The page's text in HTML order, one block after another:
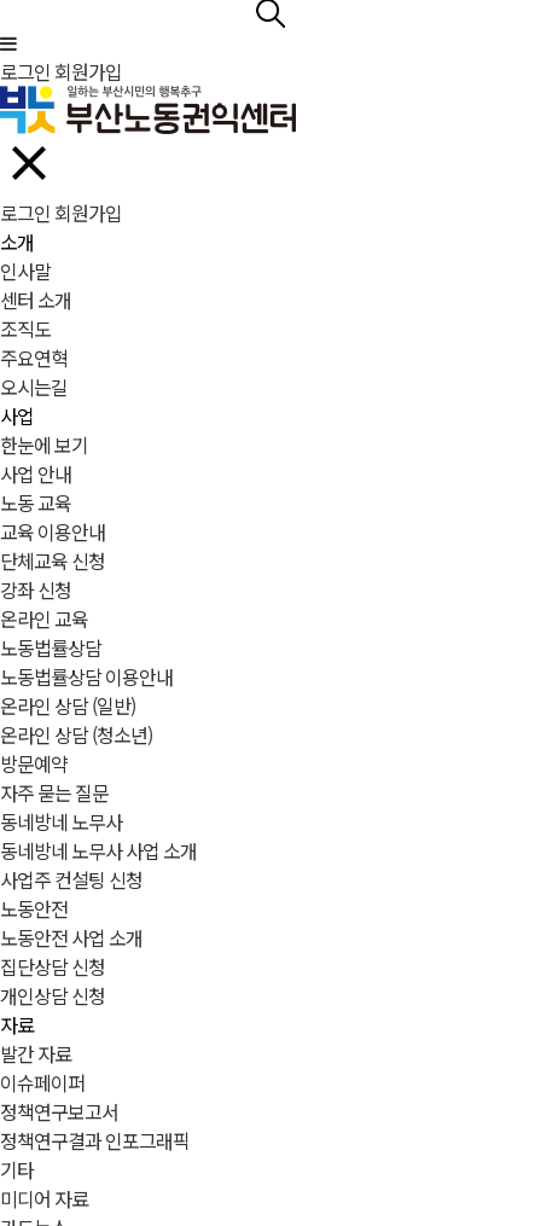
로그인 회원가입
로그인 회원가입
소개
인사말
센터 소개
조직도
주요연혁
오시는길
사업
한눈에 보기
사업 안내
노동 교육
교육 이용안내
단체교육 신청
강좌 신청
온라인 교육
노동법률상담
노동법률상담 이용안내
온라인 상담 (일반)
온라인 상담 (청소년)
방문예약
자주 묻는 질문
동네방네 노무사
동네방네 노무사 사업 소개
사업주 컨설팅 신청
노동안전
노동안전 사업 소개
집단상담 신청
개인상담 신청
자료
발간 자료
이슈페이퍼
정책연구보고서
정책연구결과 인포그래픽
기타
미디어 자료